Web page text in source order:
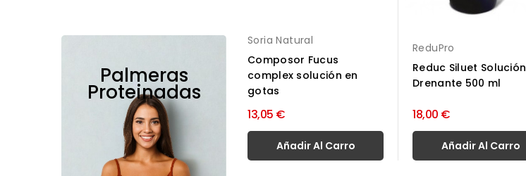
Palmeras
Proteinadas
Soria Natural
Composor Fucus
complex solución en
gotas
13,05 €
Añadir Al Carro
ReduPro
Reduc Siluet Solución
Drenante 500 ml
18,00 €
Añadir Al Carro